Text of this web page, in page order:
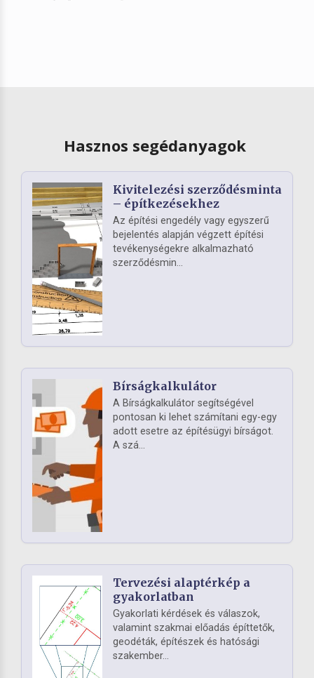
Hasznos segédanyagok
Kivitelezési szerződésminta
– építkezésekhez
Az építési engedély vagy egyszerű
bejelentés alapján végzett építési
tevékenységekre alkalmazható
szerződésmin...
Bírságkalkulátor
A Bírságkalkulátor segítségével
pontosan ki lehet számítani egy-egy
adott esetre az építésügyi bírságot.
A szá...
Tervezési alaptérkép a
gyakorlatban
Gyakorlati kérdések és válaszok,
valamint szakmai előadás építtetők,
geodéták, építészek és hatósági
szakember...